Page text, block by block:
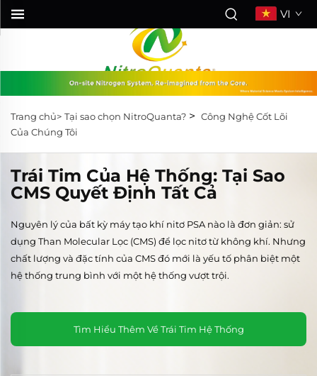
VI
Trang chủ> Tại sao chọn NitroQuanta? > Công Nghệ Cốt Lõi
Của Chúng Tôi
Trái Tim Của Hệ Thống: Tại Sao
CMS Quyết Định Tất Cả
Nguyên lý của bất kỳ máy tạo khí nitơ PSA nào là đơn giản: sử
dụng Than Molecular Lọc (CMS) để lọc nitơ từ không khí. Nhưng
chất lượng và đặc tính của CMS đó mới là yếu tố phân biệt một
hệ thống trung bình với một hệ thống vượt trội.
Tìm Hiểu Thêm Về Trái Tim Hệ Thống